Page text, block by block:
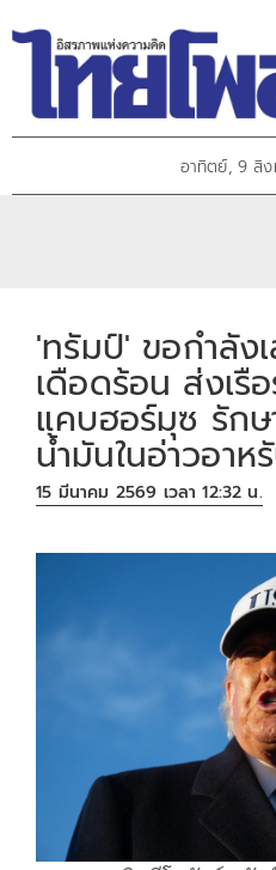
อาทิตย์, 9 สิ
'ทรัมป์' ขอกำลัง
เดือดร้อน ส่งเรื
แคบฮอร์มุซ รักษ
น้ำมันในอ่าวอาห
15 มีนาคม 2569 เวลา 12:32 น.